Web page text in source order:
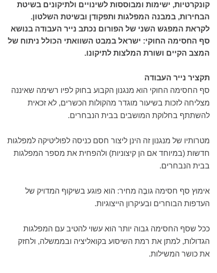
קונקרטיות, ישימות ומבוססות לשינויים ולתיקונים בשיטת
הבחירות, במבנה המפלגות ותפקודן ובשיטת השלטון.
לקראת המפגש השני של הפורום נכתב נייר העבודה בנושא
סף החסימה החוקי: ישראל במבט השוואתי הכולל ניתוח של
המצב הקיים ושורת המלצות לתיקונו.
תקציר נייר העבודה
סף החסימה החוקי הוא מנגנון הקבוע בחוק לפיו רשימה שאיננה
מצליחה לזכות בשיעור מוגדר מהקולות הכשרים, לא זכאית
להשתתף בחלוקת המושבים בבית הנבחרים.
מטרותיו של מנגנון זה הינן ליצור חסם כניסה לפוליטיקה למפלגות
חדשות (במיוחד אם הן קיצוניות) ולהפחית את מספר המפלגות
בבית הנבחרים.
אימוץ סף חסימה גובֶה מחיר: הוא פוגע בשיקוף המדויק של
העדפות הבוחרים ובעיקרון הייצוגיות.
ככל שסף החסימה גבוה יותר הוא עשוי להטיב עם המפלגות
הגדולות, למתן את רמת השיסוע בקואליציה ובממשלה, ולחזק
את כושר המשילות.